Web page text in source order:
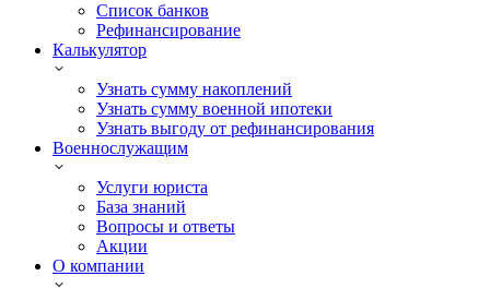
Список банков
Рефинансирование
Калькулятор
Узнать сумму накоплений
Узнать сумму военной ипотеки
Узнать выгоду от рефинансирования
Военнослужащим
Услуги юриста
База знаний
Вопросы и ответы
Акции
О компании